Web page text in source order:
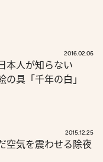
2016.02.06
本人が知らない
の具「千年の白」
2015.12.25
空気を震わせる除夜